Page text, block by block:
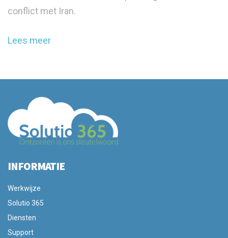
conflict met Iran.
Lees meer
INFORMATIE
Werkwijze
Solutio 365
Diensten
Support